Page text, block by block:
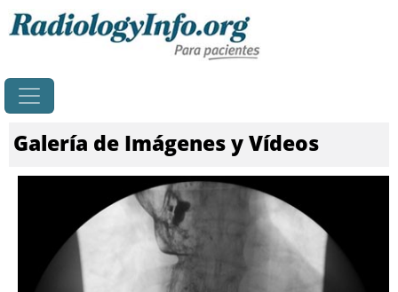
Galería de Imágenes y Vídeos